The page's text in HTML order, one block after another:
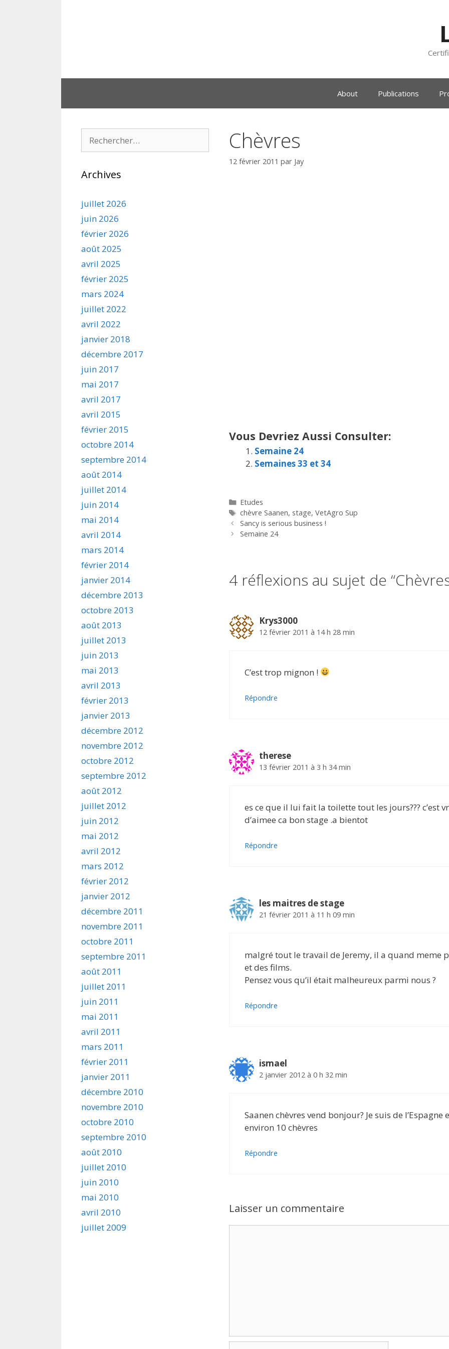
About Publications
Chèvres
12 février 2011 par Jay
Vous Devriez Aussi Consulter:
Semaine 24
Semaines 33 et 34
Catégories
Etudes
Étiquettes
chèvre Saanen, stage, VetAgro Sup
Sancy is serious business !
Semaine 24
4 réflexions au sujet de
Krys3000
12 février 2011 à 14 h 28 min
C’est trop mignon !
Répondre
therese
13 février 2011 à 3 h 34 min
es ce que il lui fait la toilette tout les jours??? c’est
d’aimee ca bon stage .a bientot
Répondre
les maitres de stage
21 février 2011 à 11 h 09 min
malgré tout le travail de Jeremy, il a quand meme
et des films.
Pensez vous qu’il était malheureux parmi nous ?
Répondre
ismael
2 janvier 2012 à 0 h 32 min
Saanen chèvres vend bonjour? Je suis de
environ 10 chèvres
Répondre
Laisser un commentaire
Archives
juillet 2026
juin 2026
février 2026
août 2025
avril 2025
février 2025
mars 2024
juillet 2022
avril 2022
janvier 2018
décembre 2017
juin 2017
mai 2017
avril 2017
avril 2015
février 2015
octobre 2014
septembre 2014
août 2014
juillet 2014
juin 2014
mai 2014
avril 2014
mars 2014
février 2014
janvier 2014
décembre 2013
octobre 2013
août 2013
juillet 2013
juin 2013
mai 2013
avril 2013
février 2013
janvier 2013
décembre 2012
novembre 2012
octobre 2012
septembre 2012
août 2012
juillet 2012
juin 2012
mai 2012
avril 2012
mars 2012
février 2012
janvier 2012
décembre 2011
novembre 2011
octobre 2011
septembre 2011
août 2011
juillet 2011
juin 2011
mai 2011
avril 2011
mars 2011
février 2011
janvier 2011
décembre 2010
novembre 2010
octobre 2010
septembre 2010
août 2010
juillet 2010
juin 2010
mai 2010
avril 2010
juillet 2009